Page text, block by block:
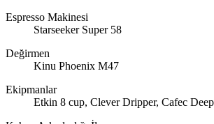
Espresso Makinesi
Starseeker Super 58
Değirmen
Kinu Phoenix M47
Ekipmanlar
Etkin 8 cup, Clever Dripper, Cafec